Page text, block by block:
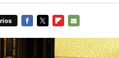
MAIL